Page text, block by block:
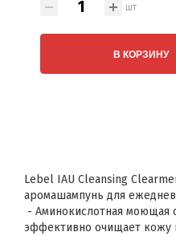
шт
В КОРЗИНУ
Lebel IAU Cleansing
аромашампунь для
- Аминокислотная моющая
эффективно очищает кожу